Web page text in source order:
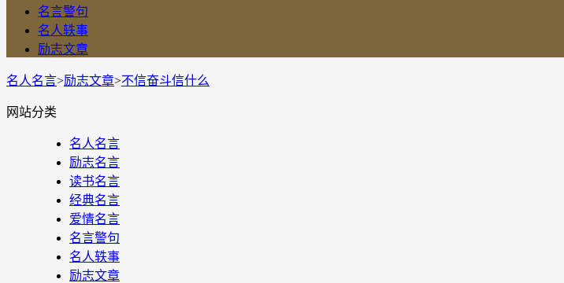
名言警句
名人轶事
励志文章
名人名言>励志文章>不信奋斗信什么
网站分类
名人名言
励志名言
读书名言
经典名言
爱情名言
名言警句
名人轶事
励志文章